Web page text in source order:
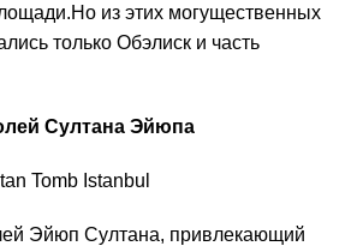
из этих могущественных
только Обэлиск и часть
Султана Эйюпа
Tomb Istanbul
Эйюп Султана, привлекающий